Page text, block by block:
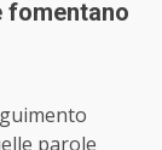
fomentano
parole